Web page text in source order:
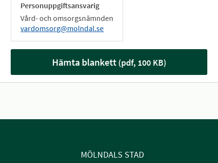
Personuppgiftsansvarig
Vård- och omsorgsnämnden
vardomsorg@molndal.se
Hämta blankett(pdf, 100 KB)
MÖLNDALS STAD